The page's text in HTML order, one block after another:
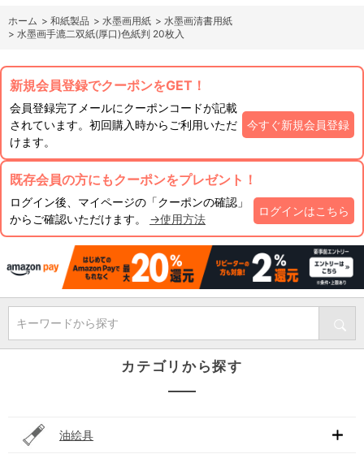
ホーム > 和紙製品 > 水墨画用紙 > 水墨画清書用紙
> 水墨画手漉二双紙(厚口)色紙判 20枚入
新規会員登録でクーポンをGET！
会員登録完了メールにクーポンコードが記載
されています。初回購入時からご利用いただ
けます。
今すぐ新規会員登録
既存会員の方にもクーポンをプレゼント！
ログイン後、マイページの「クーポンの確認」
からご確認いただけます。 →使用方法
ログインはこちら
キーワードから探す
カテゴリから探す
油絵具